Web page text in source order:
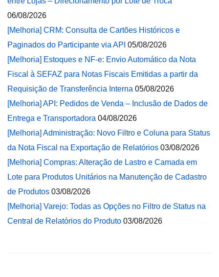
06/08/2026
[Melhoria] CRM: Consulta de Cartões Históricos e
Paginados do Participante via API 05/08/2026
[Melhoria] Estoques e NF-e: Envio Automático da Nota
Fiscal à SEFAZ para Notas Fiscais Emitidas a partir da
Requisição de Transferência Interna 05/08/2026
[Melhoria] API: Pedidos de Venda – Inclusão de Dados de
Entrega e Transportadora 04/08/2026
[Melhoria] Administração: Novo Filtro e Coluna para Status
da Nota Fiscal na Exportação de Relatórios 03/08/2026
[Melhoria] Compras: Alteração de Lastro e Camada em
Lote para Produtos Unitários na Manutenção de Cadastro
de Produtos 03/08/2026
[Melhoria] Varejo: Todas as Opções no Filtro de Status na
Central de Relatórios do Produto 03/08/2026